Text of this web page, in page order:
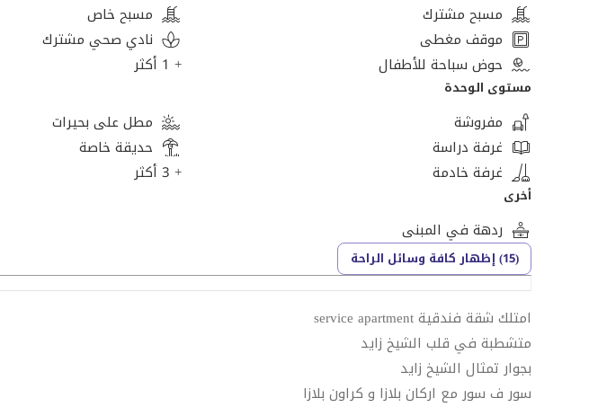
مسبح مشترك
مسبح خاص
موقف مغطى
نادي صحي مشترك
حوض سباحة للأطفال
+ 1 أكثر
مستوى الوحدة
مفروشة
مطل على بحيرات
غرفة دراسة
حديقة خاصة
غرفة خادمة
+ 3 أكثر
أخرى
ردهة في المبنى
(15) إظهار كافة وسائل الراحة
امتلك شقة فندقية service apartment
متشطبة في قلب الشيخ زايد
بجوار تمثال الشيخ زايد
سور ف سور مع اركان بلازا و كراون بلازا